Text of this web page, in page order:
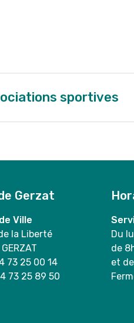
sportives
Gerzat
Ville
la Liberté
73 25 00 14
73 25 89 50
Du
de
et